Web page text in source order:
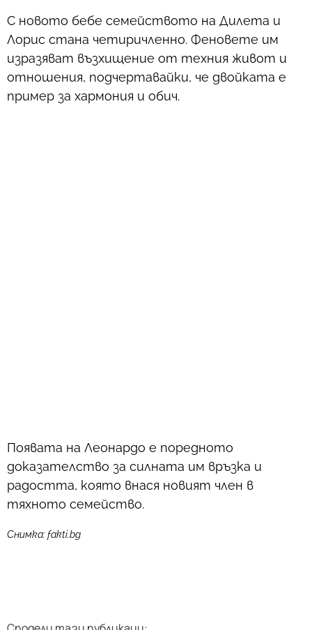
С новото бебе семейството на Дилета и
Лорис стана четиричленно. Феновете им
изразяват възхищение от техния живот и
отношения, подчертавайки, че двойката е
пример за хармония и обич.
Появата на Леонардо е поредното
доказателство за силната им връзка и
радостта, която внася новият член в
тяхното семейство.
Снимка: fakti.bg